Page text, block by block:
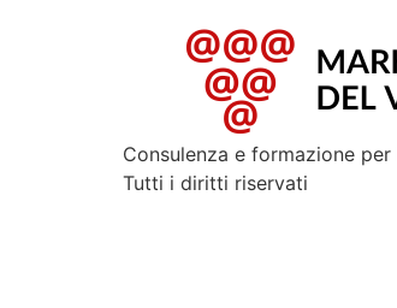
Consulenza e formazione
Tutti i diritti riservati